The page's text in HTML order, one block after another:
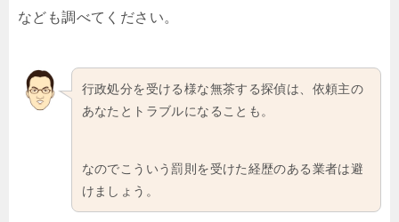
なども調べてください。
行政処分を受ける様な無茶する探偵は、依頼主の
あなたとトラブルになることも。
なのでこういう罰則を受けた経歴のある業者は避
けましょう。